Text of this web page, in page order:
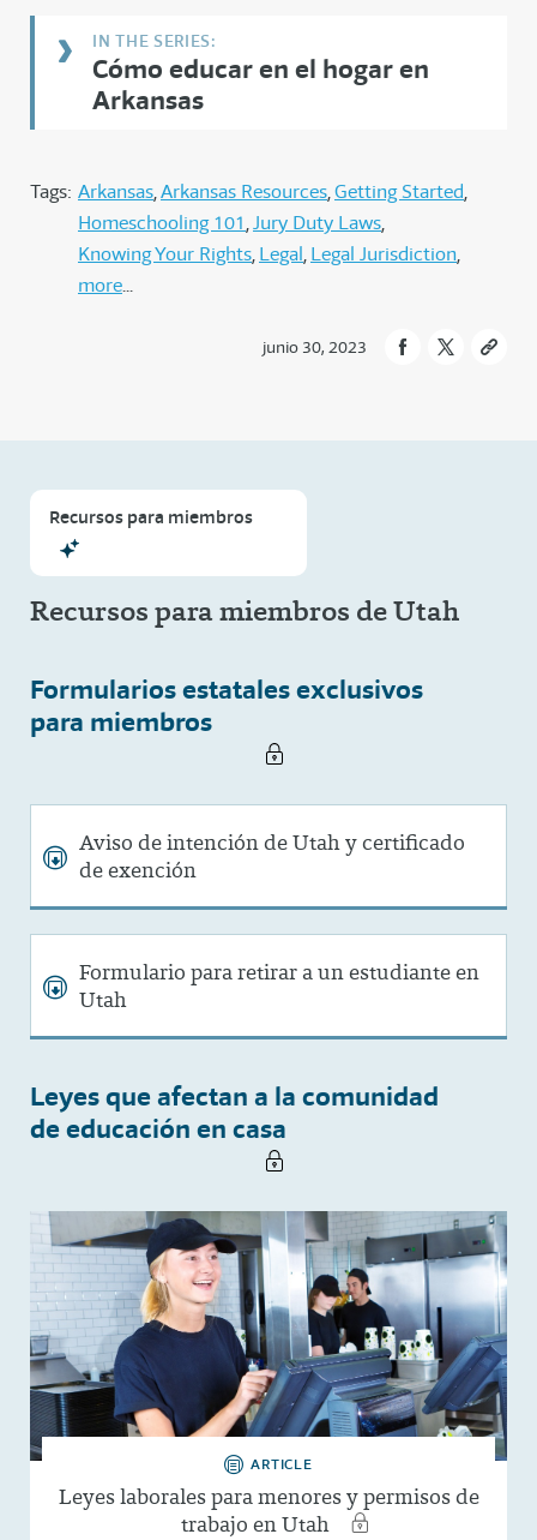
Cómo educar en el hogar en
Arkansas
Tags: Arkansas Arkansas Resources Getting Started
Homeschooling 101 Jury Duty Laws
Knowing Your Rights Legal Legal Jurisdiction
more
junio 30, 2023
Recursos para miembros
Recursos para miembros de Utah
Formularios estatales exclusivos
para miembros
Aviso de intención de Utah y certificado
de exención
Formulario para retirar a un estudiante en
Utah
Leyes que afectan a la comunidad
de educación en casa
ARTICLE
Leyes laborales para menores y permisos de
trabajo en Utah